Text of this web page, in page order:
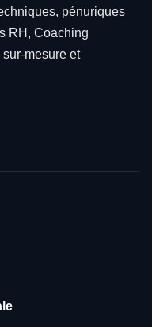
pénuriques
RH, Coaching
mesure et